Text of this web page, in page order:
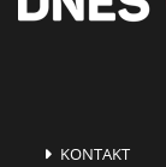
KONTAKT